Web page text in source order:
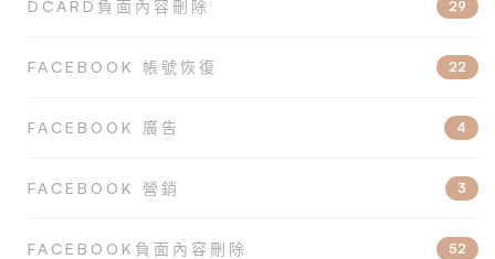
DCARD負面內容刪除 29
FACEBOOK 帳號恢復 22
FACEBOOK 廣告 4
FACEBOOK 營銷 3
FACEBOOK負面內容刪除 52